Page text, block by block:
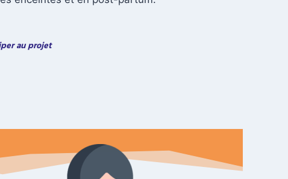
au projet